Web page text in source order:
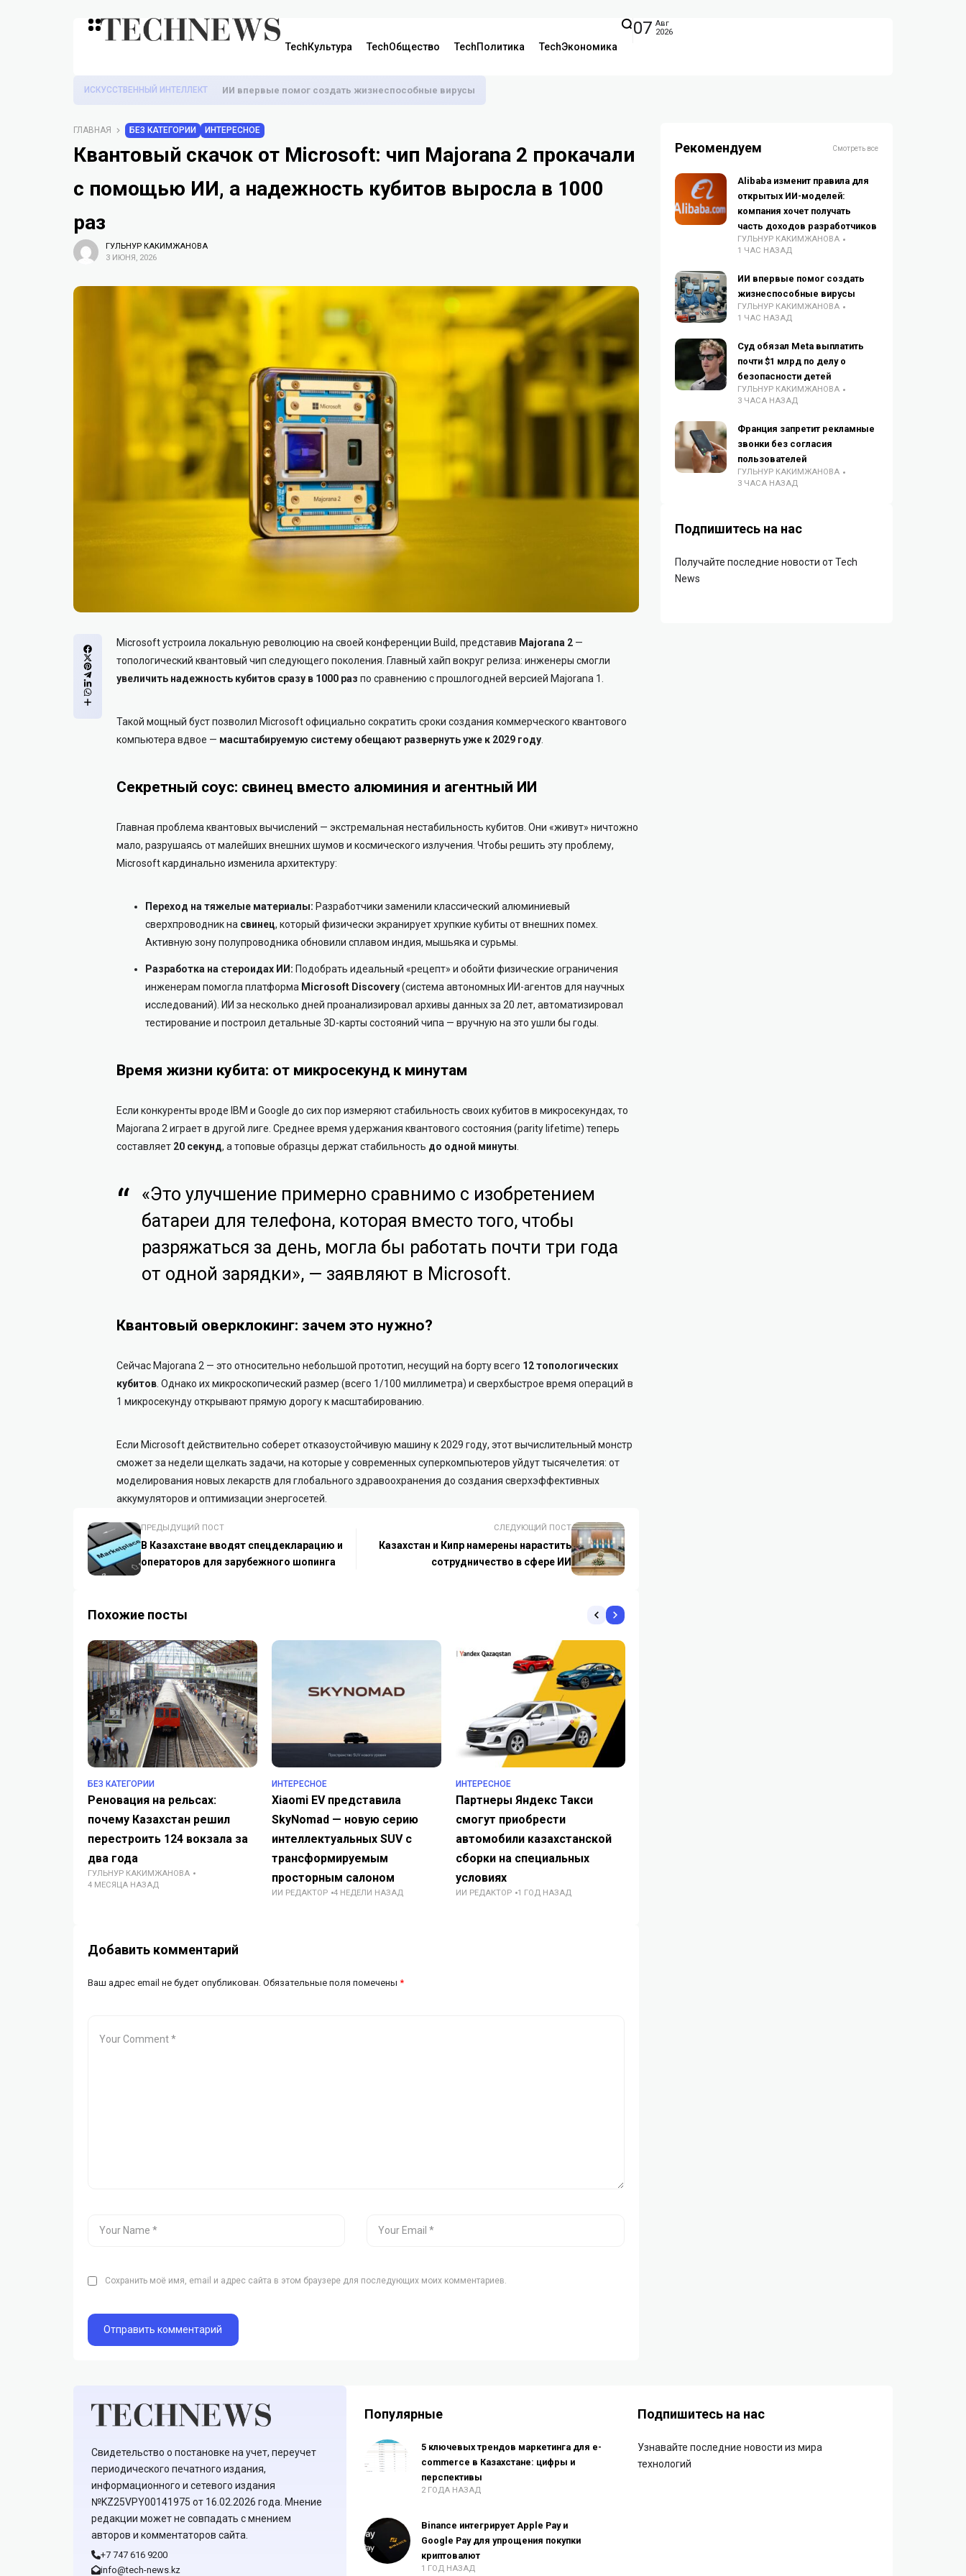
TechКультура TechОбщество TechПолитика TechЭкономика
07 Авг
2026
ИСКУССТВЕННЫЙ ИНТЕЛЛЕКТ ИИ впервые помог создать жизнеспособные вирусы
ГЛАВНАЯ БЕЗ КАТЕГОРИИ ИНТЕРЕСНОЕ
Квантовый скачок от Microsoft: чип Majorana 2 прокачали
с помощью ИИ, а надежность кубитов выросла в 1000
раз
ГУЛЬНУР КАКИМЖАНОВА
3 ИЮНЯ, 2026
Microsoft устроила локальную революцию на своей конференции Build, представив Majorana 2 —
топологический квантовый чип следующего поколения. Главный хайп вокруг релиза: инженеры смогли
увеличить надежность кубитов сразу в 1000 раз по сравнению с прошлогодней версией Majorana 1.
Такой мощный буст позволил Microsoft официально сократить сроки создания коммерческого квантового
компьютера вдвое — масштабируемую систему обещают развернуть уже к 2029 году
Секретный соус: свинец вместо алюминия и агентный ИИ
Главная проблема квантовых вычислений — экстремальная нестабильность кубитов. Они «живут» ничтожно
мало, разрушаясь от малейших внешних шумов и космического излучения. Чтобы решить эту проблему,
Microsoft кардинально изменила архитектуру:
Переход на тяжелые материалы: Разработчики заменили классический алюминиевый
сверхпроводник на свинец, который физически экранирует хрупкие кубиты от внешних помех.
Активную зону полупроводника обновили сплавом индия, мышьяка и сурьмы.
Разработка на стероидах ИИ: Подобрать идеальный «рецепт» и обойти физические ограничения
инженерам помогла платформа Microsoft Discovery(система автономных ИИ-агентов для научных
исследований). ИИ за несколько дней проанализировал архивы данных за 20 лет, автоматизировал
тестирование и построил детальные 3D-карты состояний чипа — вручную на это ушли бы годы.
Время жизни кубита: от микросекунд к минутам
Если конкуренты вроде IBM и Google до сих пор измеряют стабильность своих кубитов в микросекундах, то
Majorana 2 играет в другой лиге. Среднее время удержания квантового состояния (parity lifetime) теперь
составляет 20 секунд, а топовые образцы держат стабильность до одной минуты
«Это улучшение примерно сравнимо с изобретением
батареи для телефона, которая вместо того, чтобы
разряжаться за день, могла бы работать почти три года
от одной зарядки», — заявляют в Microsoft.
Квантовый оверклокинг: зачем это нужно?
Сейчас Majorana 2 — это относительно небольшой прототип, несущий на борту всего 12 топологических
кубитов . Однако их микроскопический размер (всего 1/100 миллиметра) и сверхбыстрое время операций в
1 микросекунду открывают прямую дорогу к масштабированию.
Если Microsoft действительно соберет отказоустойчивую машину к 2029 году, этот вычислительный монстр
сможет за недели щелкать задачи, на которые у современных суперкомпьютеров уйдут тысячелетия: от
моделирования новых лекарств для глобального здравоохранения до создания сверхэффективных
аккумуляторов и оптимизации энергосетей.
ПРЕДЫДУЩИЙ ПОСТ
В Казахстане вводят спецдекларацию и
операторов для зарубежного шопинга
СЛЕДУЮЩИЙ ПОСТ
Казахстан и Кипр намерены нарастить
сотрудничество в сфере ИИ
Похожие посты
БЕЗ КАТЕГОРИИ
Реновация на рельсах:
почему Казахстан решил
перестроить 124 вокзала за
два года
ГУЛЬНУР КАКИМЖАНОВА
4 МЕСЯЦА НАЗАД
ИНТЕРЕСНОЕ
Xiaomi EV представила
SkyNomad — новую серию
интеллектуальных SUV с
трансформируемым
просторным салоном
ИИ РЕДАКТОР 4 НЕДЕЛИ НАЗАД
ИНТЕРЕСНОЕ
Партнеры Яндекс Такси
смогут приобрести
автомобили казахстанской
сборки на специальных
условиях
ИИ РЕДАКТОР 1 ГОД НАЗАД
Добавить комментарий
Ваш адрес email не будет опубликован. Обязательные поля помечены *
Сохранить моё имя, email и адрес сайта в этом браузере для последующих моих комментариев.
Рекомендуем Смотреть все
Alibaba изменит правила для
открытых ИИ-моделей:
компания хочет получать
часть доходов разработчиков
ГУЛЬНУР КАКИМЖАНОВА
1 ЧАС НАЗАД
ИИ впервые помог создать
жизнеспособные вирусы
ГУЛЬНУР КАКИМЖАНОВА
1 ЧАС НАЗАД
Суд обязал Meta выплатить
почти $1 млрд по делу о
безопасности детей
ГУЛЬНУР КАКИМЖАНОВА
3 ЧАСА НАЗАД
Франция запретит рекламные
звонки без согласия
пользователей
ГУЛЬНУР КАКИМЖАНОВА
3 ЧАСА НАЗАД
Подпишитесь на нас
Получайте последние новости от Tech
News
Свидетельство о постановке на учет, переучет
периодического печатного издания,
информационного и сетевого издания
№KZ25VPY00141975 от 16.02.2026 года. Мнение
редакции может не совпадать с мнением
авторов и комментаторов сайта.
+7 747 616 9200
info@tech-news.kz
Популярные
5 ключевых трендов маркетинга для e-
commerce в Казахстане: цифры и
перспективы
2 ГОДА НАЗАД
Binance интегрирует Apple Pay и
Google Pay для упрощения покупки
криптовалют
1 ГОД НАЗАД
Подпишитесь на нас
Узнавайте последние новости из мира
технологий